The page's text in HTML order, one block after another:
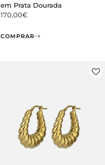
em Prata Dourada
170,00€
COMPRAR